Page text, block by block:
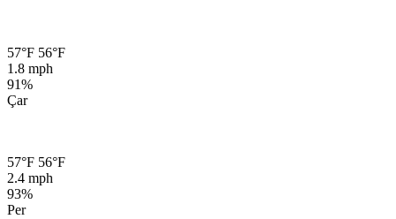
57°F 56°F
1.8 mph
91%
Çar
57°F 56°F
2.4 mph
93%
Per